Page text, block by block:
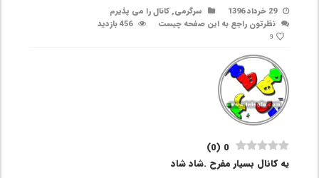
29 خرداد 1396 سرگرمی,کانال را می پذیرم
نظرتون راجع به این صفحه چیست
456 بازدید
9
0
(
0
)
یه کانال بسیار مفرح .شاد شاد